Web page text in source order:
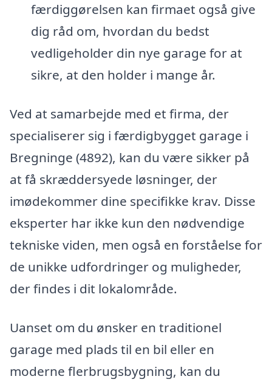
færdiggørelsen kan firmaet også give
dig råd om, hvordan du bedst
vedligeholder din nye garage for at
sikre, at den holder i mange år.
Ved at samarbejde med et firma, der
specialiserer sig i færdigbygget garage i
Bregninge (4892), kan du være sikker på
at få skræddersyede løsninger, der
imødekommer dine specifikke krav. Disse
eksperter har ikke kun den nødvendige
tekniske viden, men også en forståelse for
de unikke udfordringer og muligheder,
der findes i dit lokalområde.
Uanset om du ønsker en traditionel
garage med plads til en bil eller en
moderne flerbrugsbygning, kan du